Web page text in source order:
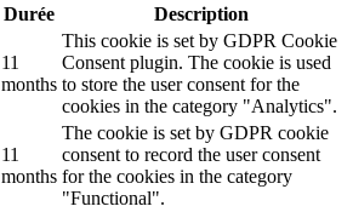
Durée Description
11
months
This cookie is set by GDPR Cookie
Consent plugin. The cookie is used
to store the user consent for the
cookies in the category "Analytics".
11
months
The cookie is set by GDPR cookie
consent to record the user consent
for the cookies in the category
"Functional".